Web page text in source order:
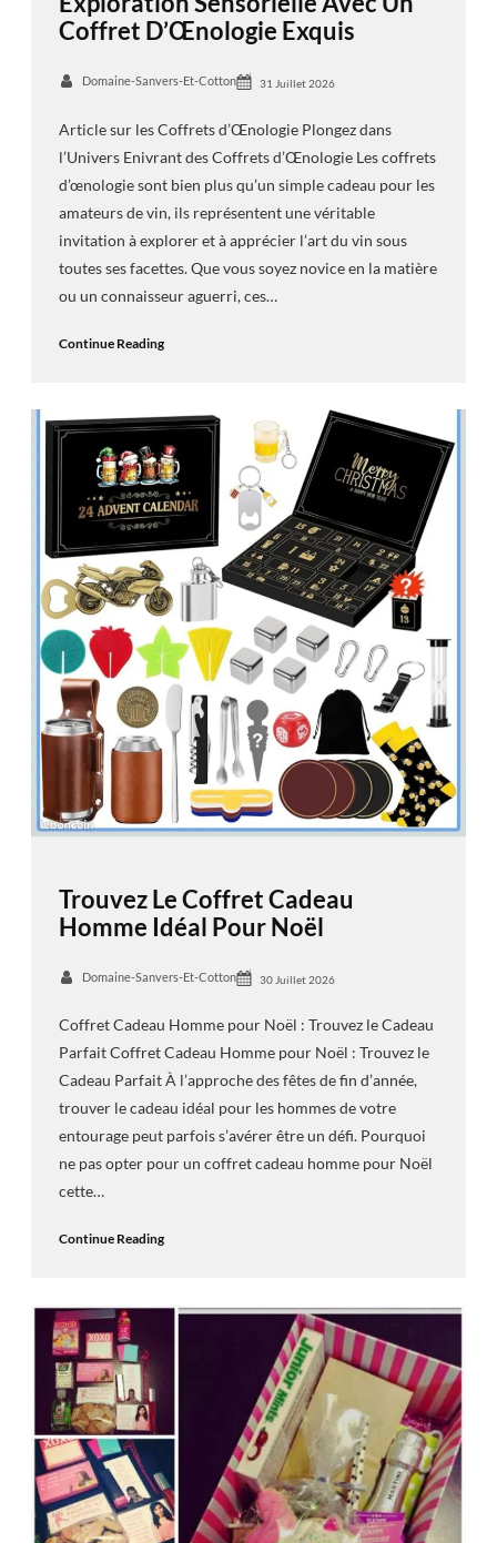
Coffret D’Œnologie Exquis
Domaine-Sanvers-Et-Cotton 31 Juillet 2026
Article sur les Coffrets d’Œnologie Plongez dans
l’Univers Enivrant des Coffrets d’Œnologie Les coffrets
d’œnologie sont bien plus qu’un simple cadeau pour les
amateurs de vin, ils représentent une véritable
invitation à explorer et à apprécier l’art du vin sous
toutes ses facettes. Que vous soyez novice en la matière
ou un connaisseur aguerri, ces…
Continue Reading
Trouvez Le Coffret Cadeau
Homme Idéal Pour Noël
Domaine-Sanvers-Et-Cotton 30 Juillet 2026
Coffret Cadeau Homme pour Noël : Trouvez le Cadeau
Parfait Coffret Cadeau Homme pour Noël : Trouvez le
Cadeau Parfait À l’approche des fêtes de fin d’année,
trouver le cadeau idéal pour les hommes de votre
entourage peut parfois s’avérer être un défi. Pourquoi
ne pas opter pour un coffret cadeau homme pour Noël
cette…
Continue Reading